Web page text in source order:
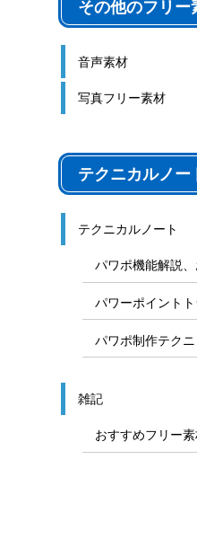
その他のフリー
音声素材
写真フリー素材
テクニカルノー
テクニカルノート
パワポ機能解説
パワーポイント
パワポ制作テクニ
雑記
おすすめフリー